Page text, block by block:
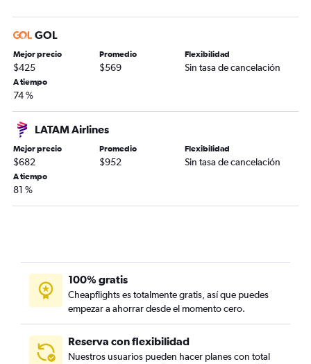
GOL
Mejor precio
$425
Promedio
$569
Flexibilidad
Sin tasa de cancelación
A tiempo
74 %
LATAM Airlines
Mejor precio
$682
Promedio
$952
Flexibilidad
Sin tasa de cancelación
A tiempo
81 %
100% gratis
Cheapflights es totalmente gratis, así que puedes
empezar a ahorrar desde el momento cero.
Reserva con flexibilidad
Nuestros usuarios pueden hacer planes con total